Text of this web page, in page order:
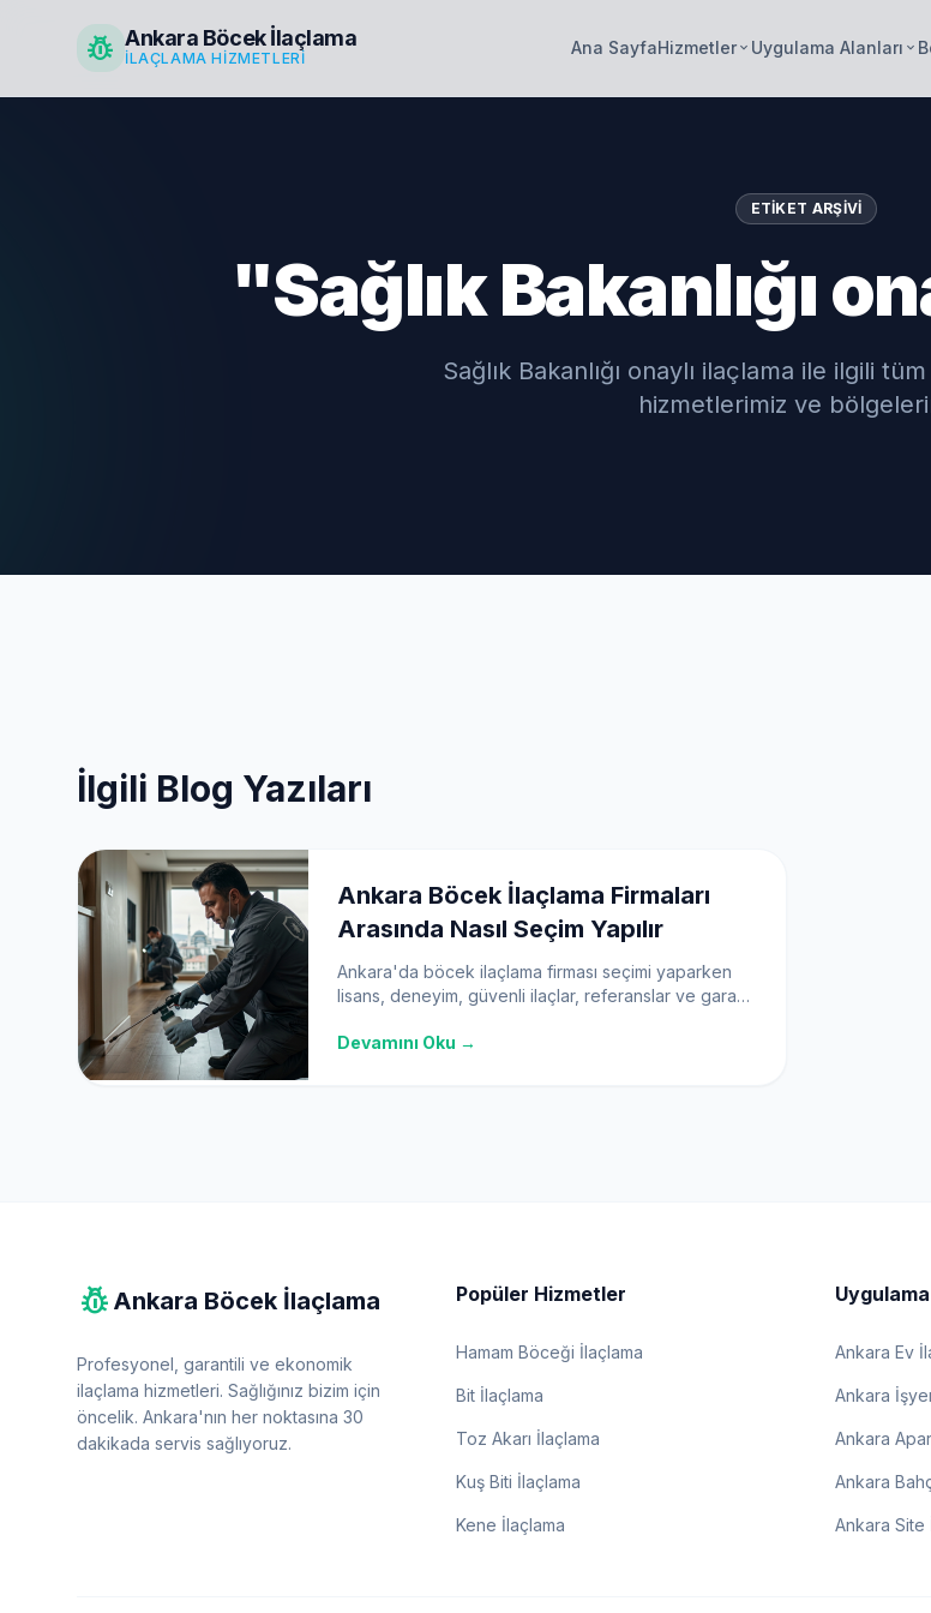
pest_control Ankara Böcek İlaçlama
İLAÇLAMA HIZMETLERI
Ana SayfaHizmetlerkeyboard_arrow_down Uygulama Alanları keyboard_arrow_down
ETIKET ARŞIVI
"Sağlık Bakanlığı
Sağlık Bakanlığı onaylı ilaçlama ile ilgili
hizmetlerimiz ve
İlgili Blog Yazıları
Ankara Böcek İlaçlama Firmaları
Arasında Nasıl Seçim Yapılır
Ankara'da böcek ilaçlama firması seçimi yaparken
lisans, deneyim, güvenli ilaçlar, referanslar ve garanti
Devamını Oku →
pest_control Ankara Böcek İlaçlama
Profesyonel, garantili ve ekonomik
ilaçlama hizmetleri. Sağlığınız bizim için
öncelik. Ankara'nın her noktasına 30
dakikada servis sağlıyoruz.
Popüler Hizmetler
Hamam Böceği İlaçlama
Bit İlaçlama
Toz Akarı İlaçlama
Kuş Biti İlaçlama
Kene İlaçlama
Ankara Ev
Ankara
Ankara
Ankara
Ankara Site